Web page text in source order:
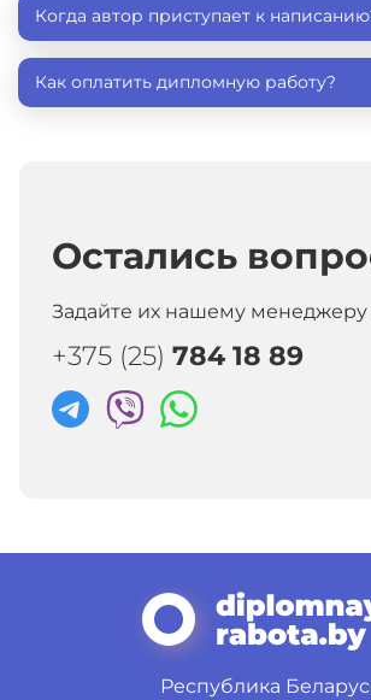
Экономика предприятия
Экономика торговли
Экономическая теория
Когда автор приступает к
Как оплатить дипломную работу?
Остались
Задайте их нашему менеджеру
+375 (25) 784 18 89
Республика